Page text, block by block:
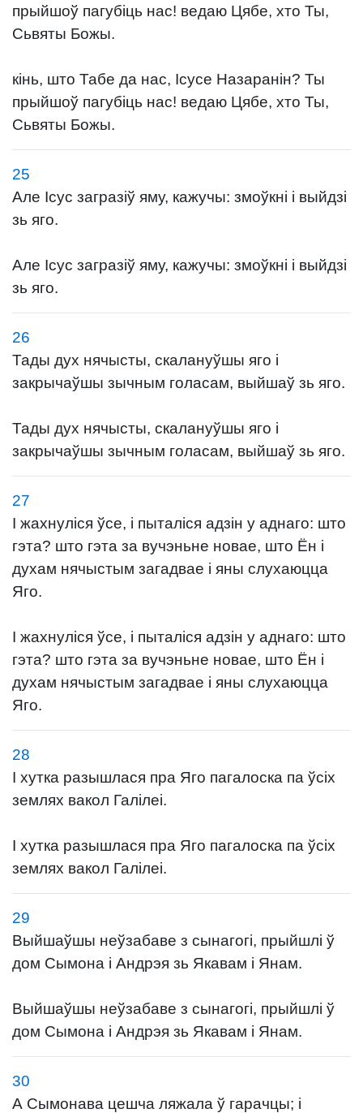
прыйшоў пагубіць нас! ведаю Цябе, хто Ты,
Сьвяты Божы.
кінь, што Табе да нас, Ісусе Назаранін? Ты
прыйшоў пагубіць нас! ведаю Цябе, хто Ты,
Сьвяты Божы.
25
Але Ісус загразіў яму, кажучы: змоўкні і выйдзі
зь яго.
Але Ісус загразіў яму, кажучы: змоўкні і выйдзі
зь яго.
26
Тады дух нячысты, скалануўшы яго і
закрычаўшы зычным голасам, выйшаў зь яго.
Тады дух нячысты, скалануўшы яго і
закрычаўшы зычным голасам, выйшаў зь яго.
27
І жахнуліся ўсе, і пыталіся адзін у аднаго: што
гэта? што гэта за вучэньне новае, што Ён і
духам нячыстым загадвае і яны слухаюцца
Яго.
І жахнуліся ўсе, і пыталіся адзін у аднаго: што
гэта? што гэта за вучэньне новае, што Ён і
духам нячыстым загадвае і яны слухаюцца
Яго.
28
І хутка разышлася пра Яго пагалоска па ўсіх
землях вакол Галілеі.
І хутка разышлася пра Яго пагалоска па ўсіх
землях вакол Галілеі.
29
Выйшаўшы неўзабаве з сынагогі, прыйшлі ў
дом Сымона і Андрэя зь Якавам і Янам.
Выйшаўшы неўзабаве з сынагогі, прыйшлі ў
дом Сымона і Андрэя зь Якавам і Янам.
30
А Сымонава цешча ляжала ў гарачцы; і